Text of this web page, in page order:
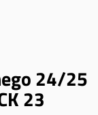
24/25
23